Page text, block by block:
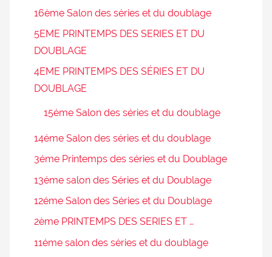
16ème Salon des séries et du doublage
5EME PRINTEMPS DES SERIES ET DU
DOUBLAGE
4EME PRINTEMPS DES SÉRIES ET DU
DOUBLAGE
15éme Salon des séries et du doublage
14éme Salon des séries et du doublage
3éme Printemps des séries et du Doublage
13éme salon des Séries et du Doublage
12éme Salon des Séries et du Doublage
2ème PRINTEMPS DES SERIES ET …
11éme salon des séries et du doublage